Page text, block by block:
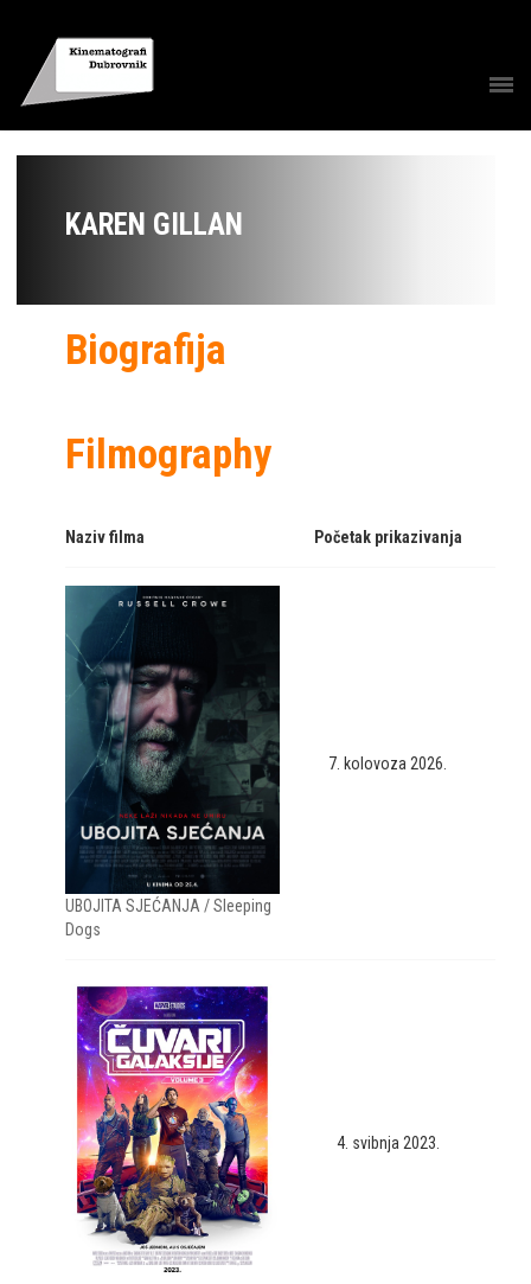
KAREN GILLAN
Biografija
Filmography
Naziv filma Početak prikazivanja
UBOJITA SJEĆANJA / Sleeping
Dogs
7. kolovoza 2026.
4. svibnja 2023.